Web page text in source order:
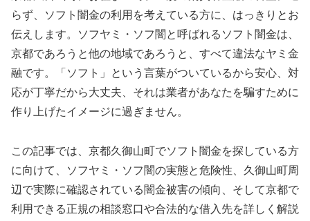
らず、ソフト闇金の利用を考えている方に、はっきりとお
伝えします。ソフヤミ・ソフ闇と呼ばれるソフト闇金は、
京都であろうと他の地域であろうと、すべて違法なヤミ金
融です。「ソフト」という言葉がついているから安心、対
応が丁寧だから大丈夫、それは業者があなたを騙すために
作り上げたイメージに過ぎません。
この記事では、京都久御山町でソフト闇金を探している方
に向けて、ソフヤミ・ソフ闇の実態と危険性、久御山町周
辺で実際に確認されている闇金被害の傾向、そして京都で
利用できる正規の相談窓口や合法的な借入先を詳しく解説